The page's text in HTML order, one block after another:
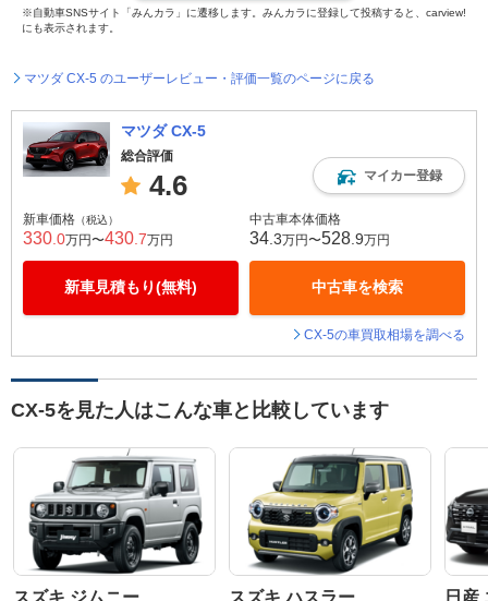
※自動車SNSサイト「みんカラ」に遷移します。みんカラに登録して投稿すると、carview!
にも表示されます。
マツダ CX-5 のユーザーレビュー・評価一覧のページに戻る
マツダ CX-5
総合評価
4.6 マイカー登録
新車価格 （税込）
330 .0万円〜430 .7万円
新車見積もり(無料)
中古車本体価格
34 .3万円〜528 .9万円
中古車を検索
CX-5の車買取相場を調べる
CX-5を見た人はこんな車と比較しています